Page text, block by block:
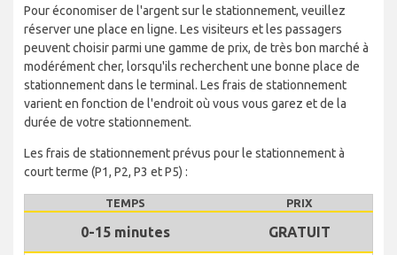
Pour économiser de l'argent sur le stationnement, veuillez
réserver une place en ligne. Les visiteurs et les passagers
peuvent choisir parmi une gamme de prix, de très bon marché à
modérément cher, lorsqu'ils recherchent une bonne place de
stationnement dans le terminal. Les frais de stationnement
varient en fonction de l'endroit où vous vous garez et de la
durée de votre stationnement.
Les frais de stationnement prévus pour le stationnement à
court terme (P1, P2, P3 et P5) :
TEMPS PRIX
0-15 minutes GRATUIT